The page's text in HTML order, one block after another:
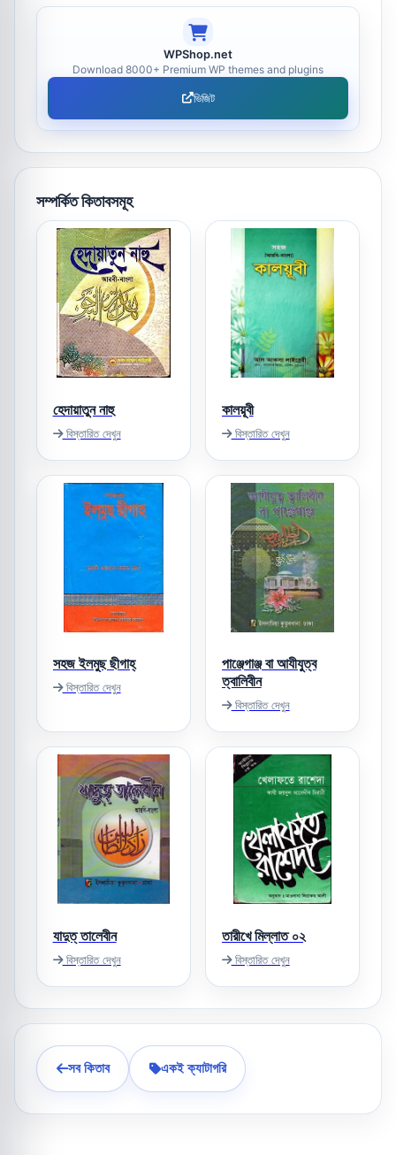
WPShop.net
Download 8000+ Premium WP themes and plugins
ভিজিট
সম্পর্কিত কিতাবসমূহ
হেদায়াতুন নাহু
বিস্তারিত দেখুন
কালয়ূবী
বিস্তারিত দেখুন
সহজ ইলমুছ ছীগাহ্‌
বিস্তারিত দেখুন
পাঞ্জেগাঞ্জ বা আযীযুত্ব
ত্বালিবীন
বিস্তারিত দেখুন
যাদুত্‌ তালেবীন
বিস্তারিত দেখুন
তারীখে মিল্লাত ০২
বিস্তারিত দেখুন
সব কিতাব একই ক্যাটাগরি